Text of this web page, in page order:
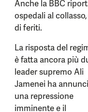
Anche la BBC
ospedali al
di feriti.
La risposta del
è fatta ancora più
leader supremo Ali
Jamenei ha
una repressione
imminente e il